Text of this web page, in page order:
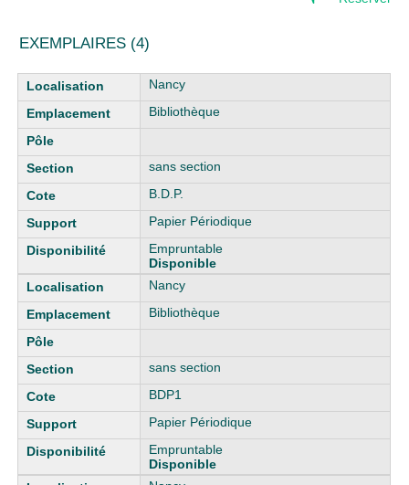
EXEMPLAIRES (4)
Liste des exemplaires
Nancy
Bibliothèque
sans section
B.D.P.
Papier Périodique
Empruntable
Disponible
Nancy
Bibliothèque
sans section
BDP1
Papier Périodique
Empruntable
Disponible